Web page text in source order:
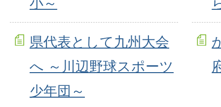
小～
県代表として九州大会
へ ～川辺野球スポーツ
少年団～